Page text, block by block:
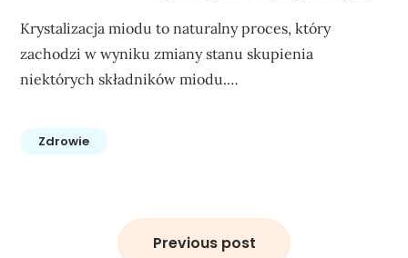
Krystalizacja miodu to naturalny proces, który
zachodzi w wyniku zmiany stanu skupienia
niektórych składników miodu.…
Zdrowie
Previous post